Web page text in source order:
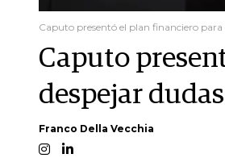
Caputo presentó el plan financiero para
Caputo
despejar
Franco Della Vecchia